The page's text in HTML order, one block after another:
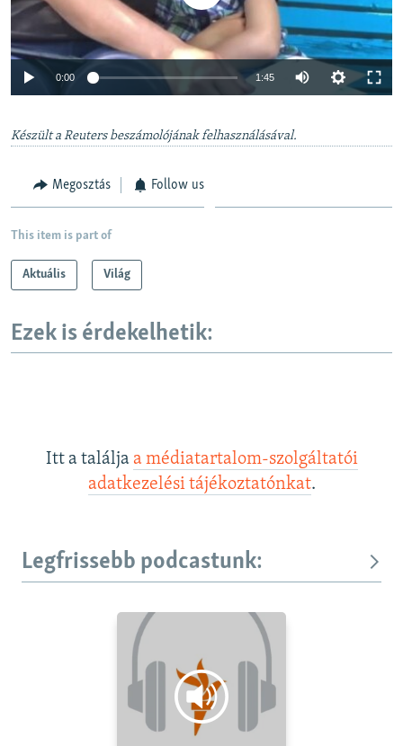
720p 1080p
0:00 1:45
Készült a Reuters beszámolójának felhasználásával.
Megosztás Follow us
This item is part of
Aktuális Világ
Ezek is érdekelhetik:
Itt a találja a médiatartalom-szolgáltatói
adatkezelési tájékoztatónkat.
Legfrissebb podcastunk: